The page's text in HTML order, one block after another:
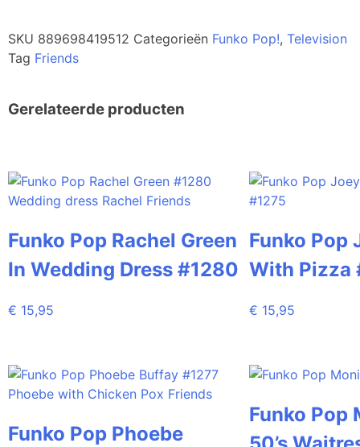
SKU 889698419512 Categorieën Funko Pop!, Television
Tag Friends
Gerelateerde producten
Funko Pop Rachel Green
In Wedding Dress #1280
€ 15,95
Funko Pop
With Pizza
€ 15,95
Funko Pop Phoebe
Funko Pop